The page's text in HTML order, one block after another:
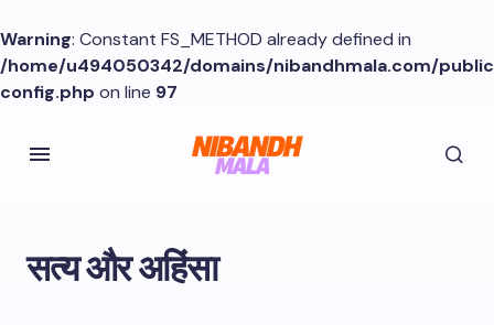
Warning: Constant FS_METHOD already defined in
/home/u494050342/domains/nibandhmala.com/
config.php on line 97
सत्य और अहिंसा